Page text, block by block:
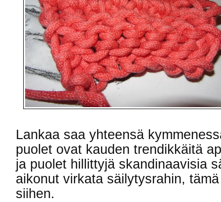
Lankaa saa yhteensä
puolet ovat kauden trendikkäitä
ja puolet hillittyjä skandinaavisia
aikonut virkata säilytysrahin,
siihen.